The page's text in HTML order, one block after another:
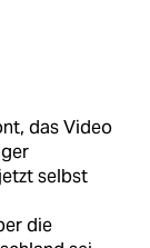
das Video
selbst
die